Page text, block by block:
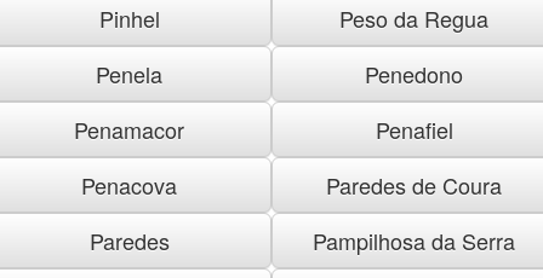
Pinhel
Peso da Regua
Penela
Penedono
Penamacor
Penafiel
Penacova
Paredes de Coura
Paredes
Pampilhosa da Serra